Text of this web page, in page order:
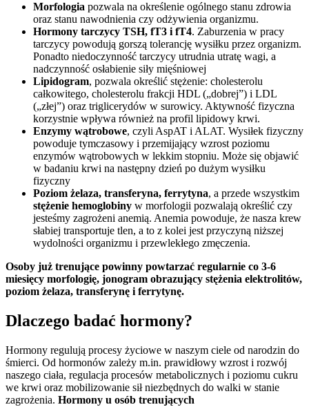
Morfologia pozwala na określenie ogólnego stanu zdrowia
oraz stanu nawodnienia czy odżywienia organizmu.
Hormony tarczycy TSH, fT3 i fT4. Zaburzenia w pracy
tarczycy powodują gorszą tolerancję wysiłku przez organizm.
Ponadto niedoczynność tarczycy utrudnia utratę wagi, a
nadczynność osłabienie siły mięśniowej
Lipidogram, pozwala określić stężenie: cholesterolu
całkowitego, cholesterolu frakcji HDL („dobrej”) i LDL
(„złej”) oraz triglicerydów w surowicy. Aktywność fizyczna
korzystnie wpływa również na profil lipidowy krwi.
Enzymy wątrobowe, czyli AspAT i ALAT. Wysiłek fizyczny
powoduje tymczasowy i przemijający wzrost poziomu
enzymów wątrobowych w lekkim stopniu. Może się objawić
w badaniu krwi na następny dzień po dużym wysiłku
fizyczny
Poziom żelaza, transferyna, ferrytyna, a przede wszystkim
stężenie hemoglobiny w morfologii pozwalają określić czy
jesteśmy zagrożeni anemią. Anemia powoduje, że nasza krew
słabiej transportuje tlen, a to z kolei jest przyczyną niższej
wydolności organizmu i przewlekłego zmęczenia.
Osoby już trenujące powinny powtarzać regularnie co 3-6
miesięcy morfologię, jonogram obrazujący stężenia elektrolitów,
poziom żelaza, transferynę i ferrytynę.
Dlaczego badać hormony?
Hormony regulują procesy życiowe w naszym ciele od narodzin do
śmierci. Od hormonów zależy m.in. prawidłowy wzrost i rozwój
naszego ciała, regulacja procesów metabolicznych i poziomu cukru
we krwi oraz mobilizowanie sił niezbędnych do walki w stanie
zagrożenia. Hormony u osób trenujących